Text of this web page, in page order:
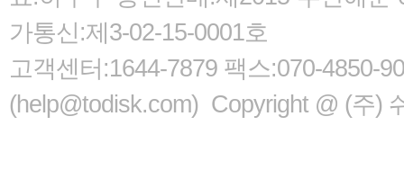
가통신:제3-02-15-0001호
고객센터:1644-7879 팩스:070-4850-
(help@todisk.com) Copyright @ (주)